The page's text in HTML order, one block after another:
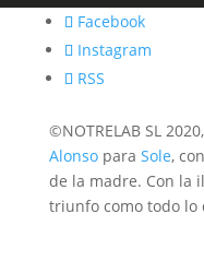
Facebook
Instagram
RSS
©NOTRELAB SL
Alonsopara Sole,
de la madre. Con la
triunfo como todo lo